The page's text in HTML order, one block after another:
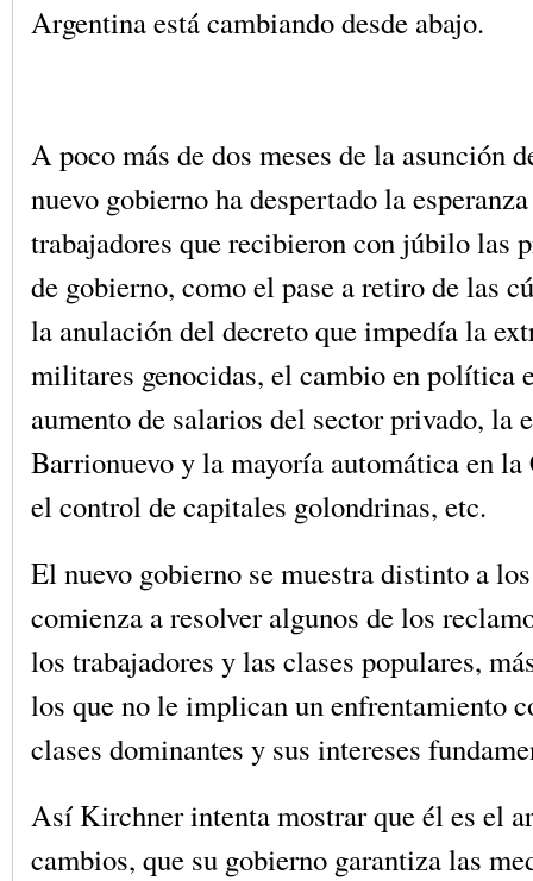
Argentina está cambiando desde abajo.
A poco más de dos meses de la asunción
nuevo gobierno ha despertado la
trabajadores que recibieron con júbilo las
de gobierno, como el pase a retiro de las
la anulación del decreto que impedía la
militares genocidas, el cambio en política
aumento de salarios del sector privado, la
Barrionuevo y la mayoría automática en la
el control de capitales golondrinas, etc.
El nuevo gobierno se muestra distinto a
comienza a resolver algunos de los
los trabajadores y las clases populares,
los que no le implican un enfrentamiento
clases dominantes y sus intereses
Así Kirchner intenta mostrar que él es el
cambios, que su gobierno garantiza las